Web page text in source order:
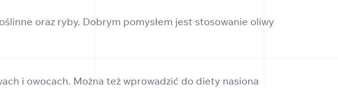
oraz ryby. Dobrym pomysłem jest stosowanie oliwy
i owocach. Można też wprowadzić do diety nasiona